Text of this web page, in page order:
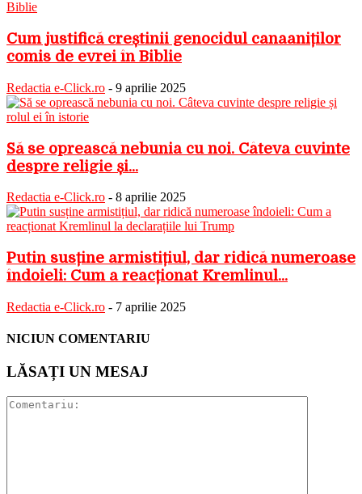
Cum justifică creștinii genocidul canaaniților
comis de evrei în Biblie
Redactia e-Click.ro - 9 aprilie 2025
Să se oprească nebunia cu noi. Câteva cuvinte
despre religie și...
Redactia e-Click.ro - 8 aprilie 2025
Putin susține armistițiul, dar ridică numeroase
îndoieli: Cum a reacționat Kremlinul...
Redactia e-Click.ro - 7 aprilie 2025
NICIUN COMENTARIU
LĂSAȚI UN MESAJ